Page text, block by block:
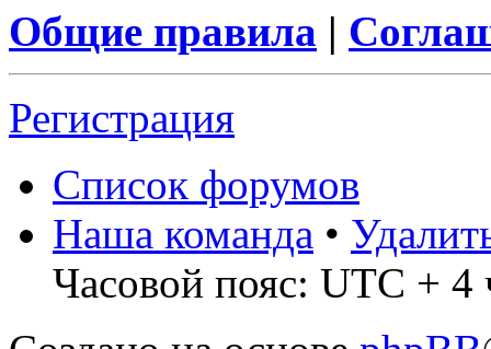
Общие правила |
Регистрация
Список форумов
Наша команда •
Часовой пояс: UTC + 4